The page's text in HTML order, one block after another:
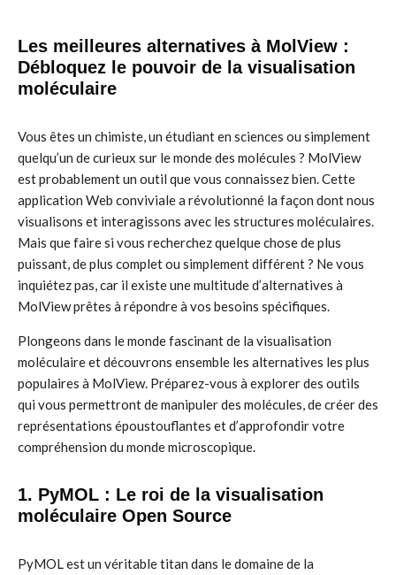
Les meilleures alternatives à MolView :
Débloquez le pouvoir de la visualisation
moléculaire
Vous êtes un chimiste, un étudiant en sciences ou simplement
quelqu’un de curieux sur le monde des molécules ? MolView
est probablement un outil que vous connaissez bien. Cette
application Web conviviale a révolutionné la façon dont nous
visualisons et interagissons avec les structures moléculaires.
Mais que faire si vous recherchez quelque chose de plus
puissant, de plus complet ou simplement différent ? Ne vous
inquiétez pas, car il existe une multitude d’alternatives à
MolView prêtes à répondre à vos besoins spécifiques.
Plongeons dans le monde fascinant de la visualisation
moléculaire et découvrons ensemble les alternatives les plus
populaires à MolView. Préparez-vous à explorer des outils
qui vous permettront de manipuler des molécules, de créer des
représentations époustouflantes et d’approfondir votre
compréhension du monde microscopique.
1. PyMOL : Le roi de la visualisation
moléculaire Open Source
PyMOL est un véritable titan dans le domaine de la